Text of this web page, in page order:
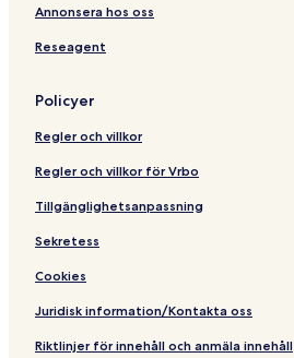
Annonsera hos oss
Reseagent
Policyer
Regler och villkor
Regler och villkor för Vrbo
Tillgänglighetsanpassning
Sekretess
Cookies
Juridisk information/Kontakta oss
Riktlinjer för innehåll och anmäla innehåll